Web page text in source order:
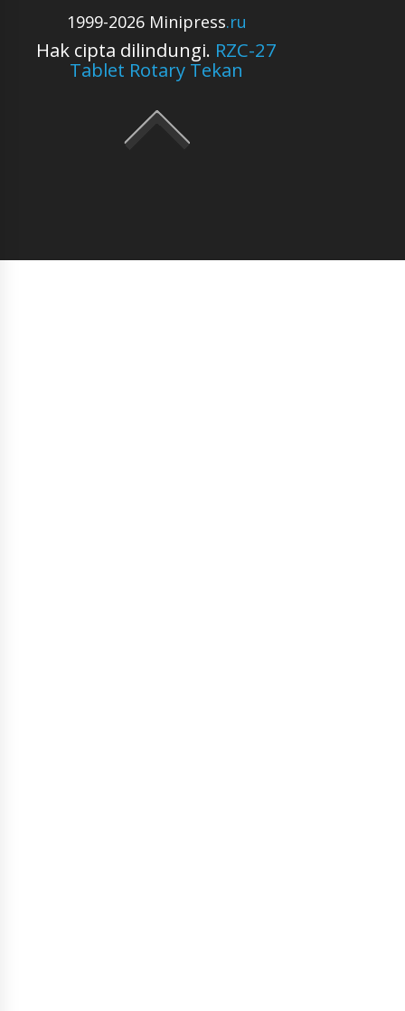
1999-2026 Minipress.ru
Hak cipta dilindungi. RZC-27
Tablet Rotary Tekan